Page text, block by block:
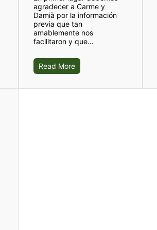
agradecer a Carme y
Damià por la información
previa que tan
amablemente nos
facilitaron y que…
Read More